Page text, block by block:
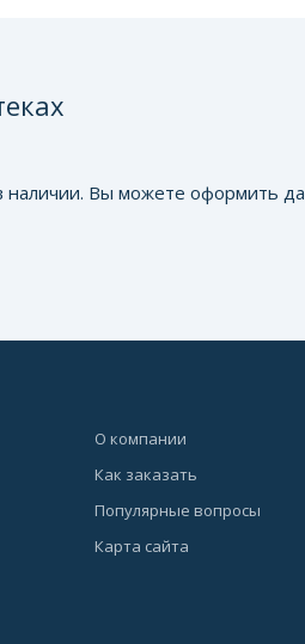
наличии. Вы можете оформить
О компании
Как заказать
Популярные вопросы
Карта сайта